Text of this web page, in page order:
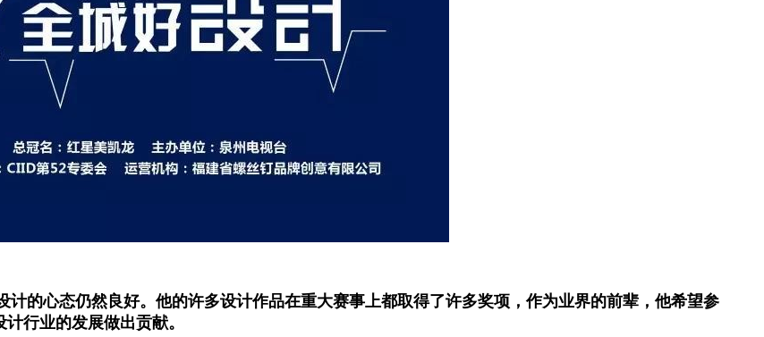
的心态仍然良好。他的许多设计作品在重大赛事上都取得了许多奖项，作为业界的前辈，他希望参
行业的发展做出贡献。